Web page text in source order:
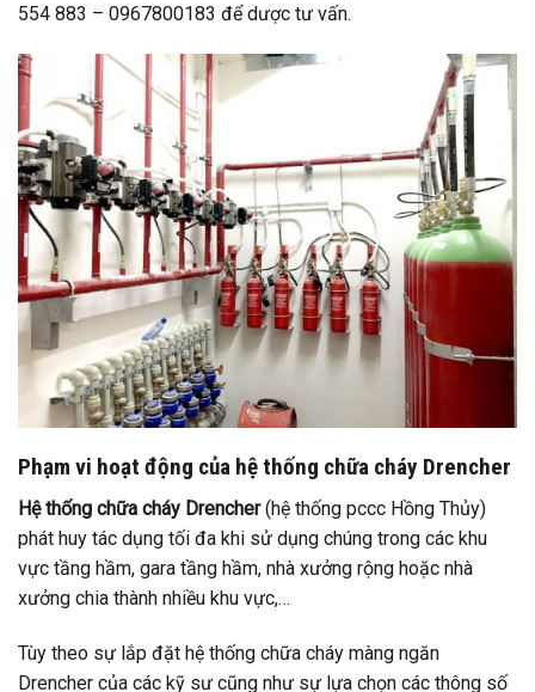
554 883 – 0967800183 để dược tư vấn.
Phạm vi hoạt động của hệ thống chữa cháy Drencher
Hệ thống chữa cháy Drencher(hệ thống pccc Hồng Thủy)
phát huy tác dụng tối đa khi sử dụng chúng trong các khu
vực tầng hầm, gara tầng hầm, nhà xưởng rộng hoặc nhà
xưởng chia thành nhiều khu vực,…
Tùy theo sự lắp đặt hệ thống chữa cháy màng ngăn
Drencher của các kỹ sư cũng như sự lựa chọn các thông số